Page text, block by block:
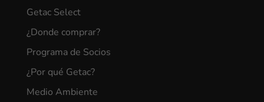
Getac Select
¿Donde comprar?
Programa de Socios
¿Por qué Getac?
Medio Ambiente